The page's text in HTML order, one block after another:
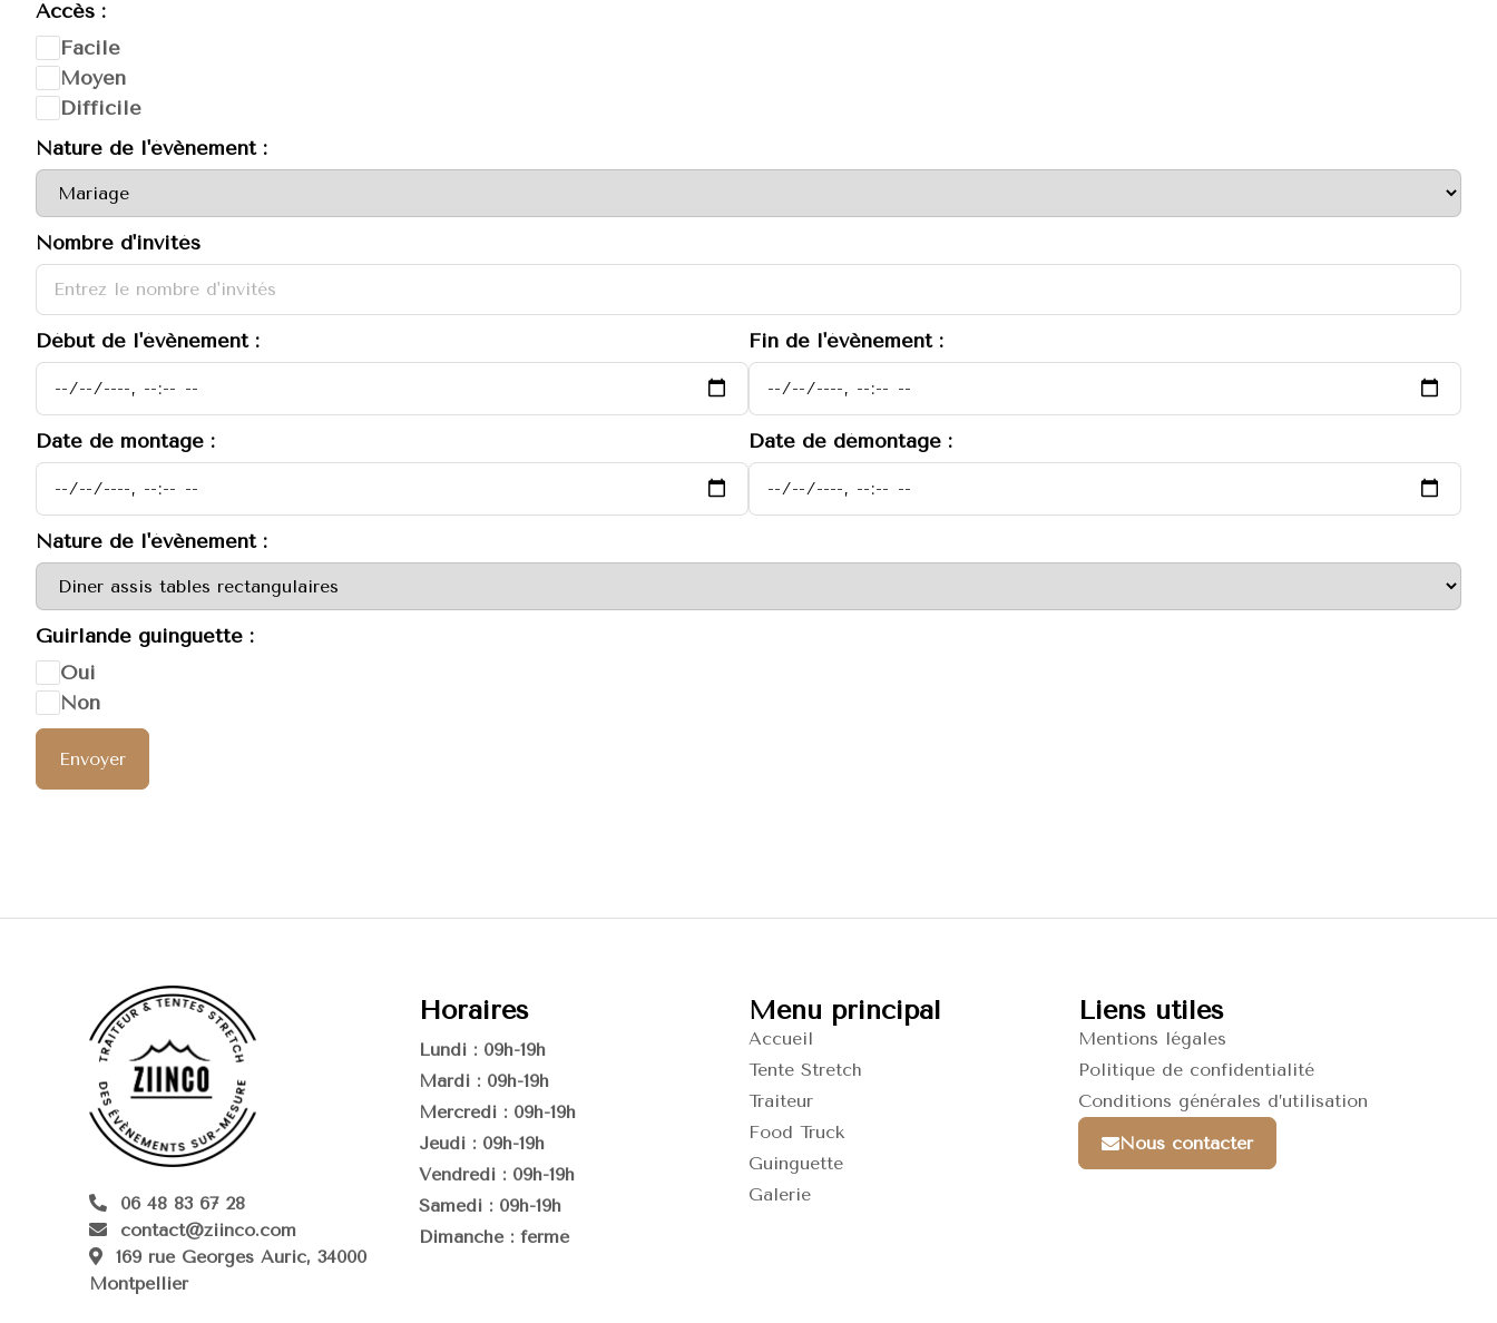
Accès :
Facile
Moyen
Difficile
Nature de l'évènement :
Nombre d'invités
Début de l'évènement : Fin de l'évènement :
Date de montage : Date de démontage :
Nature de l'évènement :
Guirlande guinguette :
Oui
Non
Envoyer
06 48 83 67 28
contact@ziinco.com
169 rue Georges Auric, 34000
Montpellier
Horaires
Lundi : 09h-19h
Mardi : 09h-19h
Mercredi : 09h-19h
Jeudi : 09h-19h
Vendredi : 09h-19h
Samedi : 09h-19h
Dimanche : fermé
Menu principal
Accueil
Tente Stretch
Traiteur
Food Truck
Guinguette
Galerie
Liens utiles
Mentions légales
Politique de confidentialité
Conditions générales d’utilisation
Nous contacter